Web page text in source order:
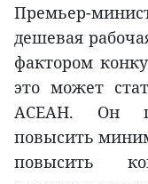
Премьер-
дешевая
фактором
это может
АСЕАН. Он
повысить
повысить